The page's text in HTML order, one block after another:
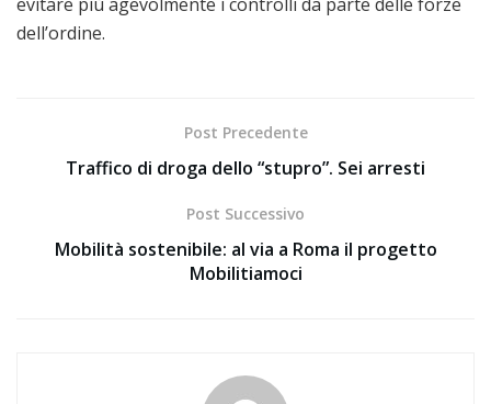
dell’ordine.
Post Precedente
Traffico di droga dello “stupro”. Sei arresti
Post Successivo
Mobilità sostenibile: al via a Roma il progetto
Mobilitiamoci